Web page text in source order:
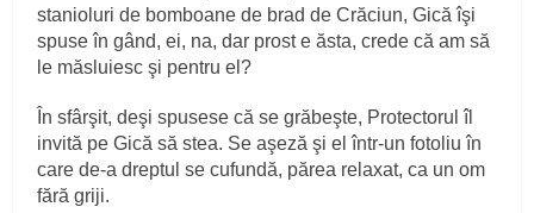
stanioluri de bomboane de brad de Crăciun, Gică îşi
spuse în gând, ei, na, dar prost e ăsta, crede că am să
le măsluiesc şi pentru el?
În sfârşit, deşi spusese că se grăbeşte, Protectorul îl
invită pe Gică să stea. Se aşeză şi el într‑un fotoliu în
care de‑a dreptul se cufundă, părea relaxat, ca un om
fără griji.